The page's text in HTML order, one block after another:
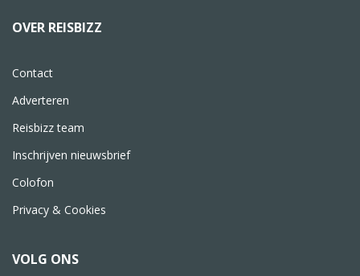
OVER REISBIZZ
Contact
Adverteren
Reisbizz team
Inschrijven nieuwsbrief
Colofon
Privacy & Cookies
VOLG ONS